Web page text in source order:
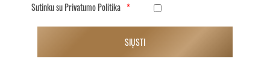
Sutinku su Privatumo Politika